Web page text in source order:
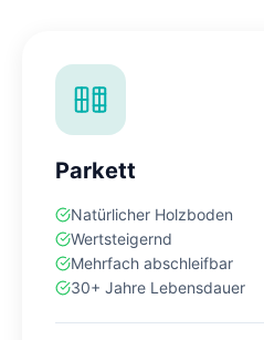
Parkett
Natürlicher Holzboden
Wertsteigernd
Mehrfach abschleifbar
30+ Jahre Lebensdauer